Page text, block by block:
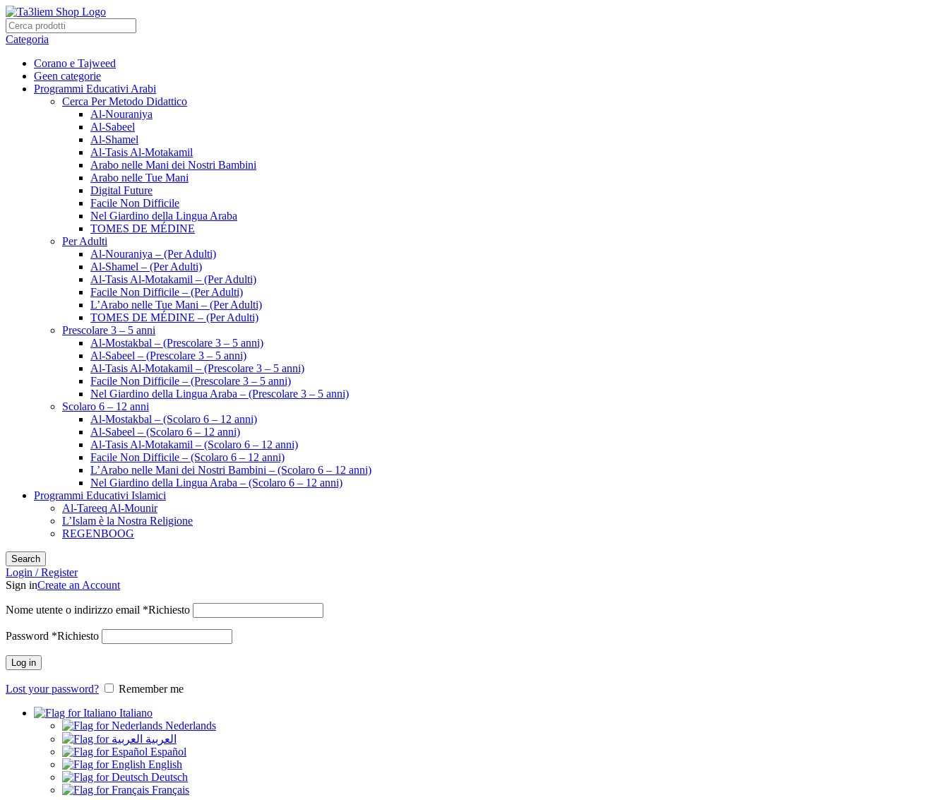
Categoria
Corano e Tajweed
Geen categorie
Programmi Educativi Arabi
Cerca Per Metodo Didattico
Al-Nouraniya
Al-Sabeel
Al-Shamel
Al-Tasis Al-Motakamil
Arabo nelle Mani dei Nostri Bambini
Arabo nelle Tue Mani
Digital Future
Facile Non Difficile
Nel Giardino della Lingua Araba
TOMES DE MÉDINE
Per Adulti
Al-Nouraniya – (Per Adulti)
Al-Shamel – (Per Adulti)
Al-Tasis Al-Motakamil – (Per Adulti)
Facile Non Difficile – (Per Adulti)
L’Arabo nelle Tue Mani – (Per Adulti)
TOMES DE MÉDINE – (Per Adulti)
Prescolare 3 – 5 anni
Al-Mostakbal – (Prescolare 3 – 5 anni)
Al-Sabeel – (Prescolare 3 – 5 anni)
Al-Tasis Al-Motakamil – (Prescolare 3 – 5 anni)
Facile Non Difficile – (Prescolare 3 – 5 anni)
Nel Giardino della Lingua Araba – (Prescolare 3 – 5 anni)
Scolaro 6 – 12 anni
Al-Mostakbal – (Scolaro 6 – 12 anni)
Al-Sabeel – (Scolaro 6 – 12 anni)
Al-Tasis Al-Motakamil – (Scolaro 6 – 12 anni)
Facile Non Difficile – (Scolaro 6 – 12 anni)
L’Arabo nelle Mani dei Nostri Bambini – (Scolaro 6 – 12 anni)
Nel Giardino della Lingua Araba – (Scolaro 6 – 12 anni)
Programmi Educativi Islamici
Al-Tareeq Al-Mounir
L’Islam è la Nostra Religione
REGENBOOG
Search
Login / Register
Sign inCreate an Account
Nome utente o indirizzo email *Richiesto
Password *Richiesto
Log in
Lost your password?
Remember me
Italiano
Nederlands
العربية
Español
English
Deutsch
Français